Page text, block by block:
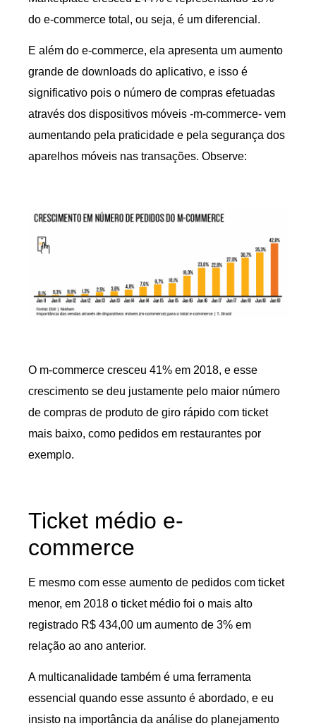
do e-commerce total, ou seja, é um diferencial.
E além do e-commerce, ela apresenta um aumento
grande de downloads do aplicativo, e isso é
significativo pois o número de compras efetuadas
através dos dispositivos móveis -m-commerce- vem
aumentando pela praticidade e pela segurança dos
aparelhos móveis nas transações. Observe:
O m-commerce cresceu 41% em 2018, e esse
crescimento se deu justamente pelo maior número
de compras de produto de giro rápido com ticket
mais baixo, como pedidos em restaurantes por
exemplo.
Ticket médio e-
commerce
E mesmo com esse aumento de pedidos com ticket
menor, em 2018 o ticket médio foi o mais alto
registrado R$ 434,00 um aumento de 3% em
relação ao ano anterior.
A multicanalidade também é uma ferramenta
essencial quando esse assunto é abordado, e eu
insisto na importância da análise do planejamento